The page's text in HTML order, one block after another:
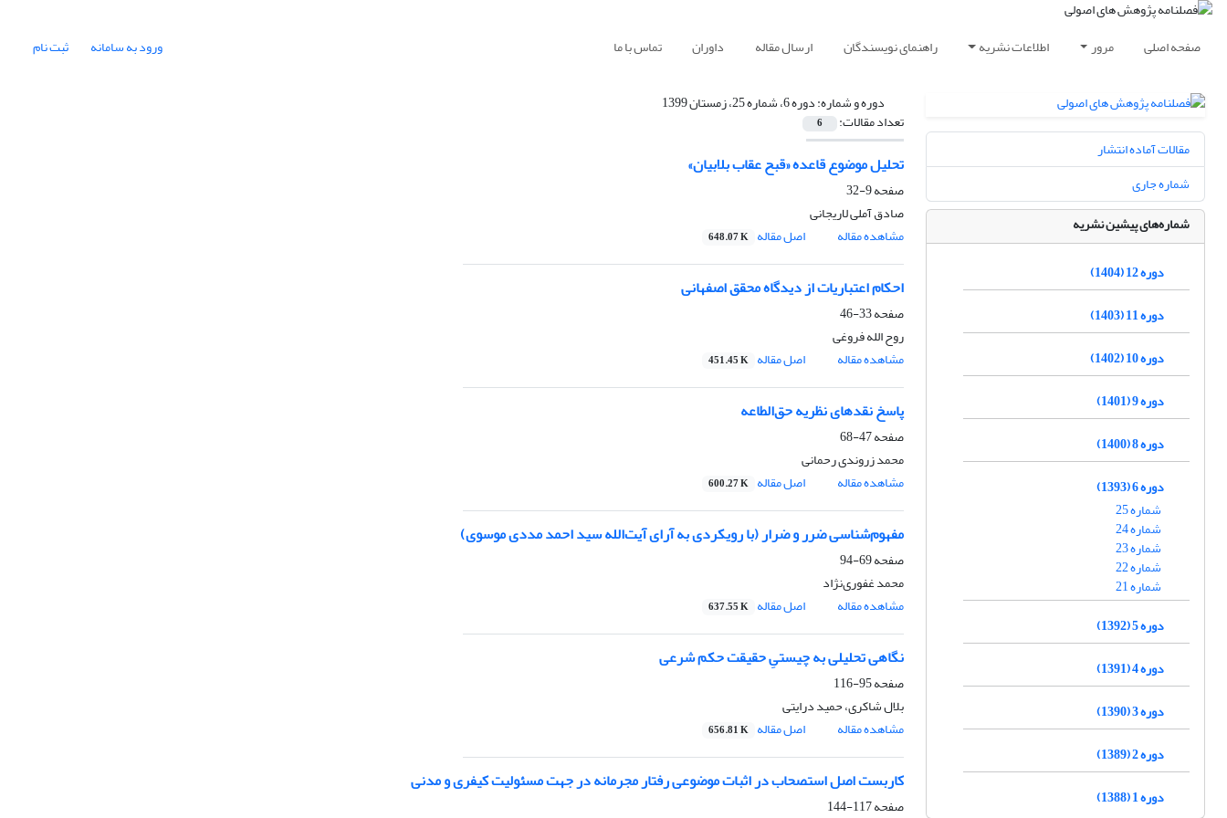
صفحه اصلی مرور اطلاعات نشریه راهنمای نویسندگان ارسال مقاله داوران تماس با ما ورود به سامانه ثبت نام
دوره و شماره:دوره 6، شماره 25، زمستان 1399
تعداد مقالات: 6
تحلیل موضوع قاعده «قبح عقاب بلابیان»
صفحه9-32
صادق آملی لاریجانی
مشاهده مقاله
اصل مقاله 648.07 K
احکام اعتباریات از دیدگاه محقق اصفهانی
صفحه33-46
روح الله فروغی
مشاهده مقاله
اصل مقاله 451.45 K
پاسخ نقدهای نظریه حق‌الطاعه
صفحه47-68
محمد زروندی رحمانی
مشاهده مقاله
اصل مقاله 600.27 K
مفهوم‌شناسی ضرر و ضرار (با رویکردی به آرای آیت‌الله سید احمد مددی موسوی)
صفحه69-94
محمد غفوری‌نژاد
مشاهده مقاله
اصل مقاله 637.55 K
نگاهی تحلیلی به چیستیِ حقیقت حکم شرعی
صفحه95-116
بلال شاکری، حمید درایتی
مشاهده مقاله
اصل مقاله 656.81 K
کاربست اصل استصحاب در اثبات موضوعی رفتار مجرمانه در جهت مسئولیت کیفری و مدنی
صفحه117-144
مقالات آماده انتشار
شماره جاری
شماره‌های پیشین نشریه
دوره 12 (1404)
دوره 11 (1403)
دوره 10 (1402)
دوره 9 (1401)
دوره 8 (1400)
دوره 6 (1393)
شماره 25
شماره 24
شماره 23
شماره 22
شماره 21
دوره 5 (1392)
دوره 4 (1391)
دوره 3 (1390)
دوره 2 (1389)
دوره 1 (1388)